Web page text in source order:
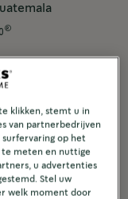
®
klikken, stemt u in
van partnerbedrijven
surfervaring op het
te meten en nuttige
u advertenties
Stel uw
welk moment door